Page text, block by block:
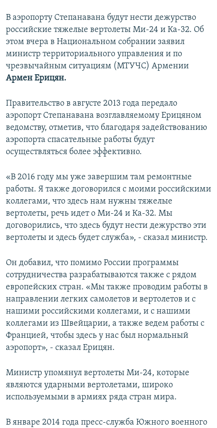
В аэропорту Степанавана будут нести дежурство
российские тяжелые вертолеты Ми-24 и Ка-32. Об
этом вчера в Национальном собрании заявил
министр территориального управления и по
чрезвычайным ситуациям (МТУЧС) Армении
Армен Ерицян.
Правительство в августе 2013 года передало
аэропорт Степанавана возглавляемому Ерицяном
ведомству, отметив, что благодаря задействованию
аэропорта спасательные работы будут
осуществляться более эффективно.
«В 2016 году мы уже завершим там ремонтные
работы. Я также договорился с моими российскими
коллегами, что здесь нам нужны тяжелые
вертолеты, речь идет о Ми-24 и Ка-32. Мы
договорились, что здесь будут нести дежурство эти
вертолеты и здесь будет служба», - сказал министр.
Он добавил, что помимо России программы
сотрудничества разрабатываются также с рядом
европейских стран. «Мы также проводим работы в
направлении легких самолетов и вертолетов и с
нашими российскими коллегами, и с нашими
коллегами из Швейцарии, а также ведем работы с
Францией, чтобы здесь у нас был нормальный
аэропорт», - сказал Ерицян.
Министр упомянул вертолеты Ми-24, которые
являются ударными вертолетами, широко
используемыми в армиях ряда стран мира.
В январе 2014 года пресс-служба Южного военного